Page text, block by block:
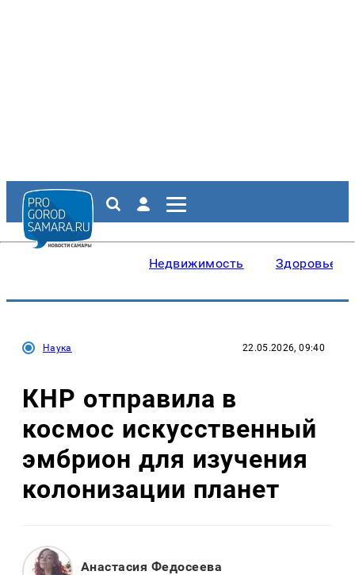
Недвижимость Здоровье
Наука 22.05.2026, 09:40
КНР отправила в
космос искусственный
эмбрион для изучения
колонизации планет
Анастасия Федосеева